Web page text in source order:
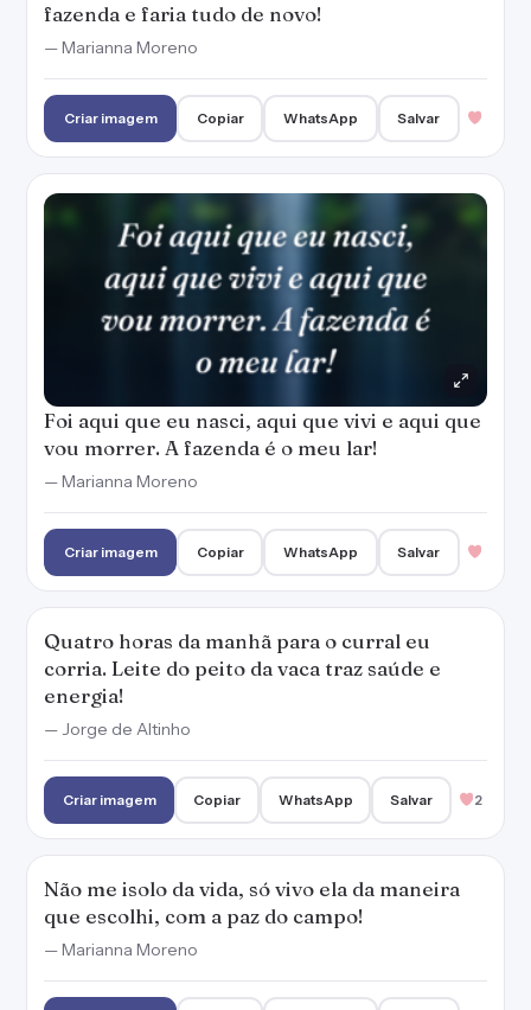
fazenda e faria tudo de novo!
— Marianna Moreno
Criar imagem Copiar WhatsApp Salvar
Foi aqui que eu nasci, aqui que vivi e aqui que
vou morrer. A fazenda é o meu lar!
— Marianna Moreno
Criar imagem Copiar WhatsApp Salvar
Quatro horas da manhã para o curral eu
corria. Leite do peito da vaca traz saúde e
energia!
— Jorge de Altinho
Criar imagem Copiar WhatsApp Salvar 2
Não me isolo da vida, só vivo ela da maneira
que escolhi, com a paz do campo!
— Marianna Moreno